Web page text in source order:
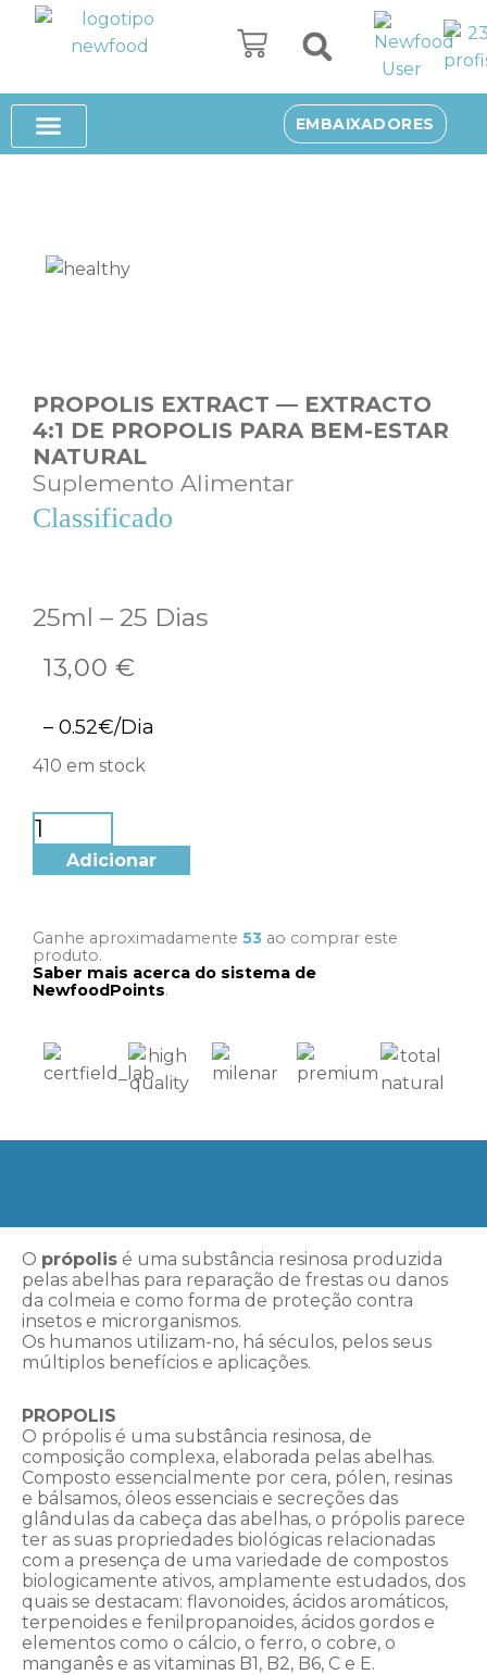
Avançar
conteúdo
EMBAIXADORES
PROPOLIS EXTRACT — EXTRACTO
4:1 DE PROPOLIS PARA BEM-ESTAR
NATURAL
Suplemento Alimentar
Classificado
classificações
de clientes
25ml – 25 Dias
13,00€
– 0.52€/Dia
410 em stock
Adicionar
Ganhe aproximadamente 53 ao comprar este
produto.
Saber mais acerca do sistema de
NewfoodPoints.
O própolis é uma substância resinosa produzida
pelas abelhas para reparação de frestas ou danos
da colmeia e como forma de proteção contra
insetos e microrganismos.
Os humanos utilizam-no, há séculos, pelos seus
múltiplos benefícios e aplicações.
PROPOLIS
O própolis é uma substância resinosa, de
composição complexa, elaborada pelas abelhas.
Composto essencialmente por cera, pólen, resinas
e bálsamos, óleos essenciais e secreções das
glândulas da cabeça das abelhas, o própolis parece
ter as suas propriedades biológicas relacionadas
com a presença de uma variedade de compostos
biologicamente ativos, amplamente estudados, dos
quais se destacam: flavonoides, ácidos aromáticos,
terpenoides e fenilpropanoides, ácidos gordos e
elementos como o cálcio, o ferro, o cobre, o
manganês e as vitaminas B1, B2, B6, C e E.